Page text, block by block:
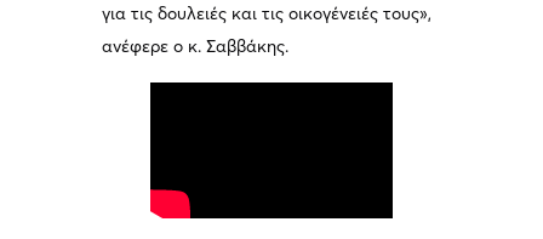
για τις δουλειές και τις οικογένειές τους»,
ανέφερε ο κ. Σαββάκης.